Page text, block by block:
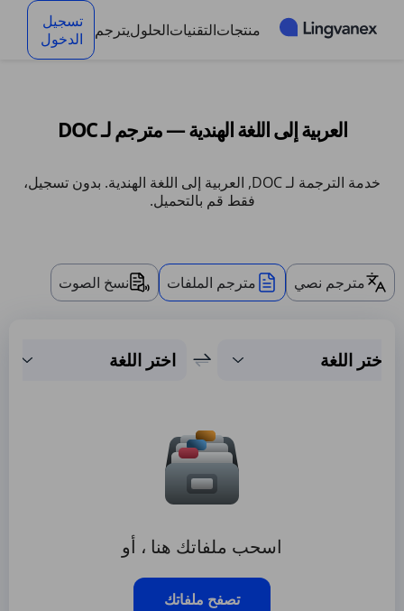
منتجاتالتقنياتالحلوليترجم
تسجيل
الدخول
العربية إلى اللغة الهندية — مترجم لـ DOC
خدمة الترجمة لـ DOC, العربية إلى اللغة الهندية. بدون تسجيل،
فقط قم بالتحميل.
مترجم نصي مترجم الملفات نسخ الصوت
اختر اللغة اختر اللغة
اسحب ملفاتك هنا ، أو
تصفح ملفاتك